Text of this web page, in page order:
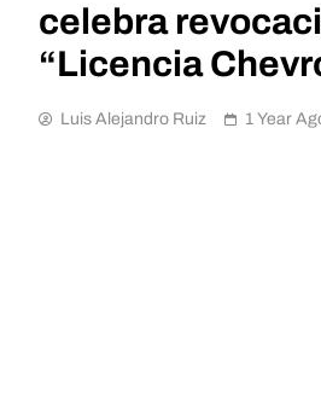
celebra
“Licencia
Luis Alejandro Ruiz 1 Year